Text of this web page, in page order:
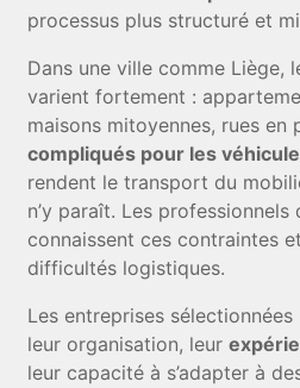
processus plus structuré et
Dans une ville comme Liège,
varient fortement :
maisons mitoyennes, rues en
compliqués pour les
rendent le transport du
n’y paraît. Les professionnels
connaissent ces contraintes
difficultés logistiques.
Les entreprises
leur organisation, leur
leur capacité à s’adapter à